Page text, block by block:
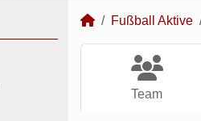
Fußball Aktive
Team